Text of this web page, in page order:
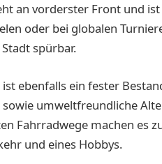
an vorderster Front und
oder bei globalen
spürbar.
ist ebenfalls ein fester
umweltfreundliche
Fahrradwege machen es
und eines Hobbys.